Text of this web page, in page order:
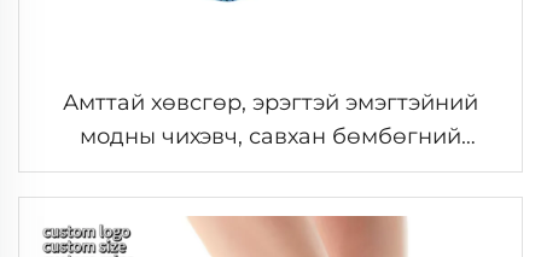
Амттай хөвсгөр, эрэгтэй эмэгтэйний
модны чихэвч, савхан бөмбөгний
цэцгийн даавуу, спортын захидалт
чихэвч